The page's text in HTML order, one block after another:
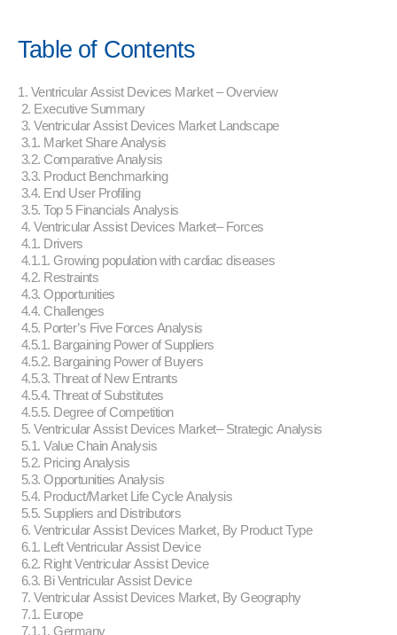
Table of Contents
1. Ventricular Assist Devices Market – Overview
2. Executive Summary
3. Ventricular Assist Devices Market Landscape
3.1. Market Share Analysis
3.2. Comparative Analysis
3.3. Product Benchmarking
3.4. End User Profiling
3.5. Top 5 Financials Analysis
4. Ventricular Assist Devices Market– Forces
4.1. Drivers
4.1.1. Growing population with cardiac diseases
4.2. Restraints
4.3. Opportunities
4.4. Challenges
4.5. Porter’s Five Forces Analysis
4.5.1. Bargaining Power of Suppliers
4.5.2. Bargaining Power of Buyers
4.5.3. Threat of New Entrants
4.5.4. Threat of Substitutes
4.5.5. Degree of Competition
5. Ventricular Assist Devices Market– Strategic Analysis
5.1. Value Chain Analysis
5.2. Pricing Analysis
5.3. Opportunities Analysis
5.4. Product/Market Life Cycle Analysis
5.5. Suppliers and Distributors
6. Ventricular Assist Devices Market, By Product Type
6.1. Left Ventricular Assist Device
6.2. Right Ventricular Assist Device
6.3. Bi Ventricular Assist Device
7. Ventricular Assist Devices Market, By Geography
7.1. Europe
7.1.1. Germany